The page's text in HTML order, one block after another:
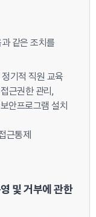
같은 조치를
기적 직원 교육
근권한 관리,
안프로그램 설치
근통제
및 거부에 관한